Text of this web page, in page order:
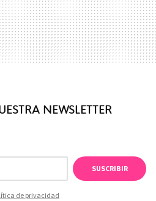
NEWSLETTER
SUSCRIBIR
de privacidad